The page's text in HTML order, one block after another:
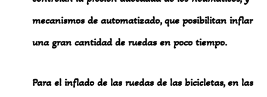
mecanismos de automatizado, que posibilitan inflar
una gran cantidad de ruedas en poco tiempo.
Para el inflado de las ruedas de las bicicletas, en las